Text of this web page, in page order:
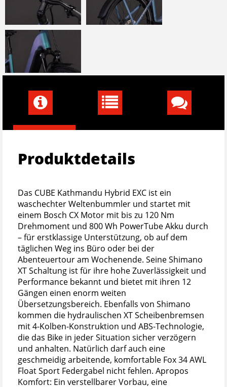
Produktdetails
Das CUBE Kathmandu Hybrid EXC ist ein
waschechter Weltenbummler und startet mit
einem Bosch CX Motor mit bis zu 120 Nm
Drehmoment und 800 Wh PowerTube Akku durch
– für erstklassige Unterstützung, ob auf dem
täglichen Weg ins Büro oder bei der
Abenteuertour am Wochenende. Seine Shimano
XT Schaltung ist für ihre hohe Zuverlässigkeit und
Performance bekannt und bietet mit ihren 12
Gängen einen enorm weiten
Übersetzungsbereich. Ebenfalls von Shimano
kommen die hydraulischen XT Scheibenbremsen
mit 4-Kolben-Konstruktion und ABS-Technologie,
die das Bike in jeder Situation sicher verzögern
und anhalten. Natürlich darf auch eine
geschmeidig arbeitende, komfortable Fox 34 AWL
Float Sport Federgabel nicht fehlen. Apropos
Komfort: Ein verstellbarer Vorbau, eine